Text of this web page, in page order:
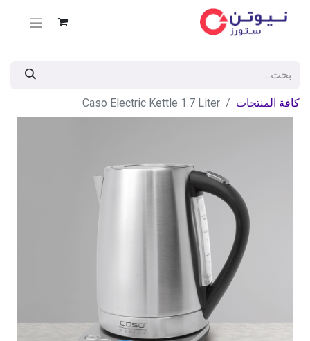
كافة المنتجات Caso Electric Kettle 1.7 Liter